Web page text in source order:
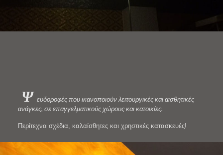
Ψ ευδοροφές που ικανοποιούν λειτουργικές και αισθητικές
ανάγκες, σε επαγγελματικούς χώρους και κατοικίες.
Περίτεχνα σχέδια, καλαίσθητες και χρηστικές κατασκευές!